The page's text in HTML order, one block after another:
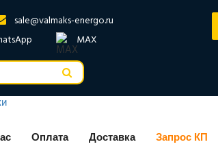
sale@valmaks-energo.ru
MAX
Оплата Доставка Запрос КП